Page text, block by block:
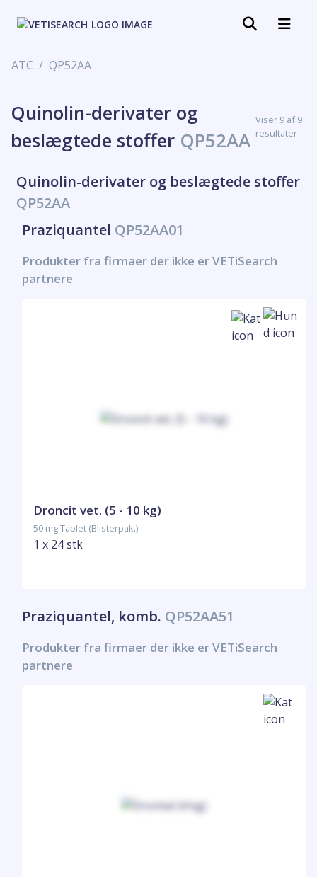
ATC QP52AA
Quinolin-derivater og
beslægtede stoffer QP52AA
Viser 9 af 9
resultater
Quinolin-derivater og beslægtede stoffer
QP52AA
Praziquantel QP52AA01
Produkter fra firmaer der ikke er VETiSearch
partnere
Droncit vet. (5 - 10 kg)
50 mg Tablet (Blisterpak.)
1 x 24 stk
Praziquantel, komb. QP52AA51
Produkter fra firmaer der ikke er VETiSearch
partnere